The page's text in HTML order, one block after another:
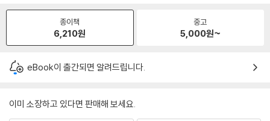
종이책
6,210원
중고
5,000원~
eBook이 출간되면 알려드립니다.
이미 소장하고 있다면 판매해 보세요.